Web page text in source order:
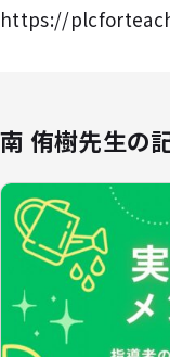
https://
南 侑樹先生の